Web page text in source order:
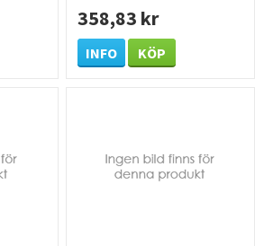
358,83 kr
INFO KÖP